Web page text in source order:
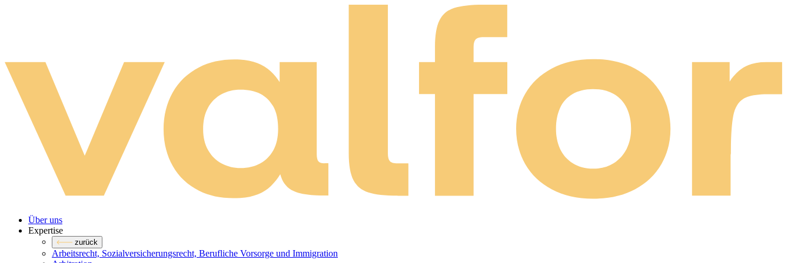
Über uns
Expertise
zurück
Arbeitsrecht, Sozialversicherungsrecht, Berufliche Vorsorge und Immigration